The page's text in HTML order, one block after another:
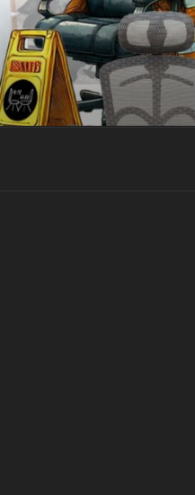
跳
至
主
要
內
容